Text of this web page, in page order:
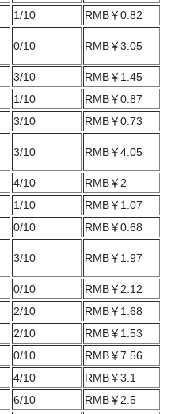
1/10
RMB￥0.82
0/10 RMB￥3.05
3/10
RMB￥1.45
1/10
RMB￥0.87
3/10
RMB￥0.73
3/10 RMB￥4.05
4/10
RMB￥2
1/10
RMB￥1.07
0/10
RMB￥0.68
3/10 RMB￥1.97
0/10
RMB￥2.12
2/10
RMB￥1.68
2/10
RMB￥1.53
0/10
RMB￥7.56
4/10
RMB￥3.1
6/10
RMB￥2.5